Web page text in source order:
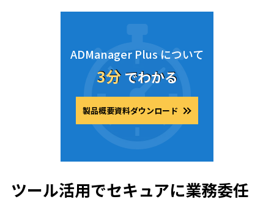
ADManager Plus について
3分でわかる
製品概要資料ダウンロード
ツール活用でセキュアに業務委任